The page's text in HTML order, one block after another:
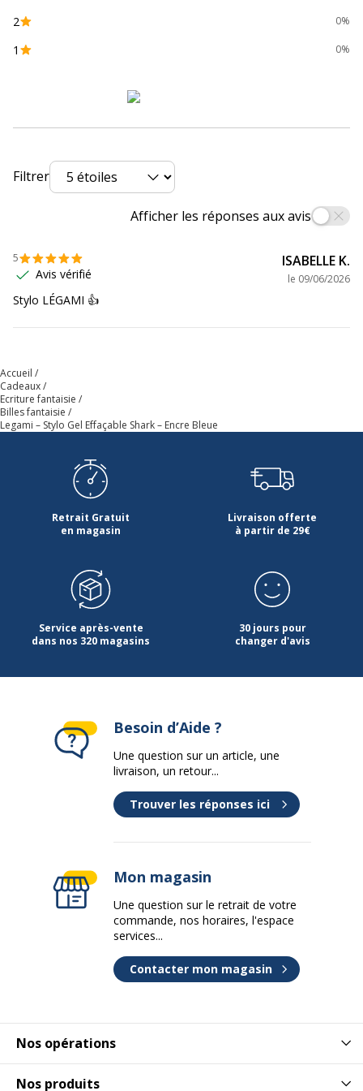
2 0%
1 0%
Filtrer
Afficher les réponses aux avis
5
Avis vérifié
ISABELLE K.
le 09/06/2026
Stylo LÉGAMI 👍
Accueil
Cadeaux
Ecriture fantaisie
Billes fantaisie
Legami – Stylo Gel Effaçable Shark – Encre Bleue
Retrait Gratuit
en magasin
Livraison offerte
à partir de 29€
Service après-vente
dans nos 320 magasins
30 jours pour
changer d'avis
Nos opérations
Nos produits
Besoin d’Aide ?
Une question sur un article, une
livraison, un retour...
Trouver les réponses ici
Mon magasin
Une question sur le retrait de votre
commande, nos horaires, l'espace
services...
Contacter mon magasin